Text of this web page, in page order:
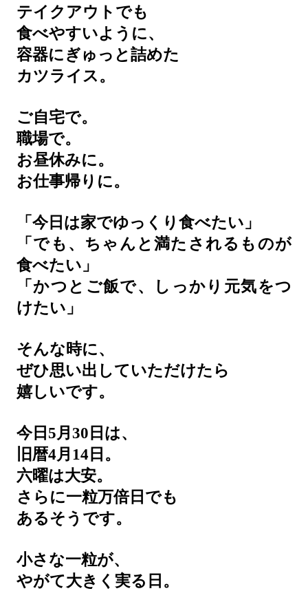
テイクアウトでも
食べやすいように、
容器にぎゅっと詰めた
カツライス。
ご自宅で。
職場で。
お昼休みに。
お仕事帰りに。
「今日は家でゆっくり食べたい」
「でも、ちゃんと満たされるものが
食べたい」
「かつとご飯で、しっかり元気をつ
けたい」
そんな時に、
ぜひ思い出していただけたら
嬉しいです。
今日5月30日は、
旧暦4月14日。
六曜は大安。
さらに一粒万倍日でも
あるそうです。
小さな一粒が、
やがて大きく実る日。